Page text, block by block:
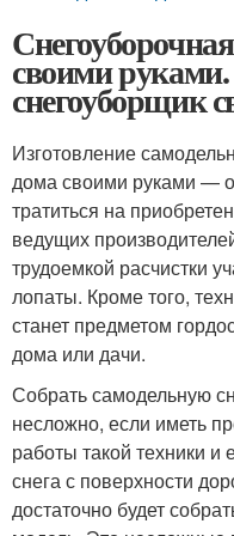
своими
снегоуборщик
Изготовление
дома своими руками —
тратиться на
ведущих
трудоемкой расчистки
лопаты. Кроме того,
станет предметом
дома или дачи.
Собрать самодельную
несложно, если иметь
работы такой техники и
снега с поверхности
достаточно будет